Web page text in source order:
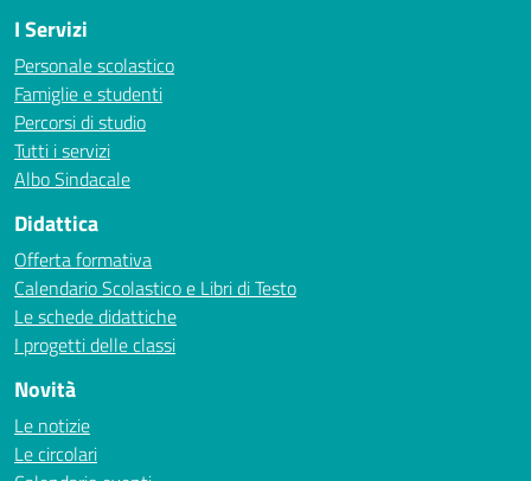
I Servizi
Personale scolastico
Famiglie e studenti
Percorsi di studio
Tutti i servizi
Albo Sindacale
Didattica
Offerta formativa
Calendario Scolastico e Libri di Testo
Le schede didattiche
I progetti delle classi
Novità
Le notizie
Le circolari